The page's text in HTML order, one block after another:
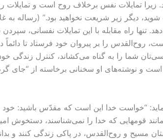
زیرا تمایلات نفس برخلاف روح است و
تنها راه مقابله با این تمایلات نفسانی،
را بر پیروان خود فرستاد تا دائماً
شما را به گناه می‌کشاند، کنترل زندگی
و نوشته‌های او سخنانی برخاسته از “جای
“خواست خدا این است که مقدّس باشید: خود
مسیح و روح‌القدس، در پاکی زندگی کنند و